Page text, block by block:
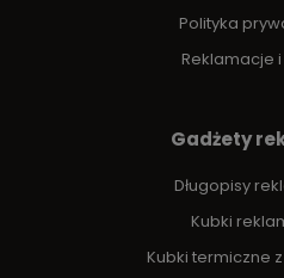
Polityka
Reklamacje
Gadżety
Długopisy
Kubki
Kubki termiczne